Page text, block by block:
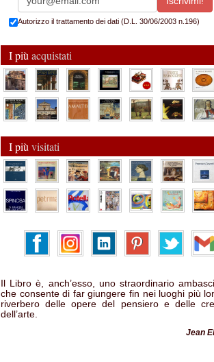
Autorizzo il trattamento dei dati (D.L. 30/06/2003 n.196)
I più acquistati
I più visitati
Il Libro è, anch’esso, uno straordinario
che consente di far giungere fin nei luoghi più
riverbero delle opere del pensiero e delle
dell’arte.
Jean